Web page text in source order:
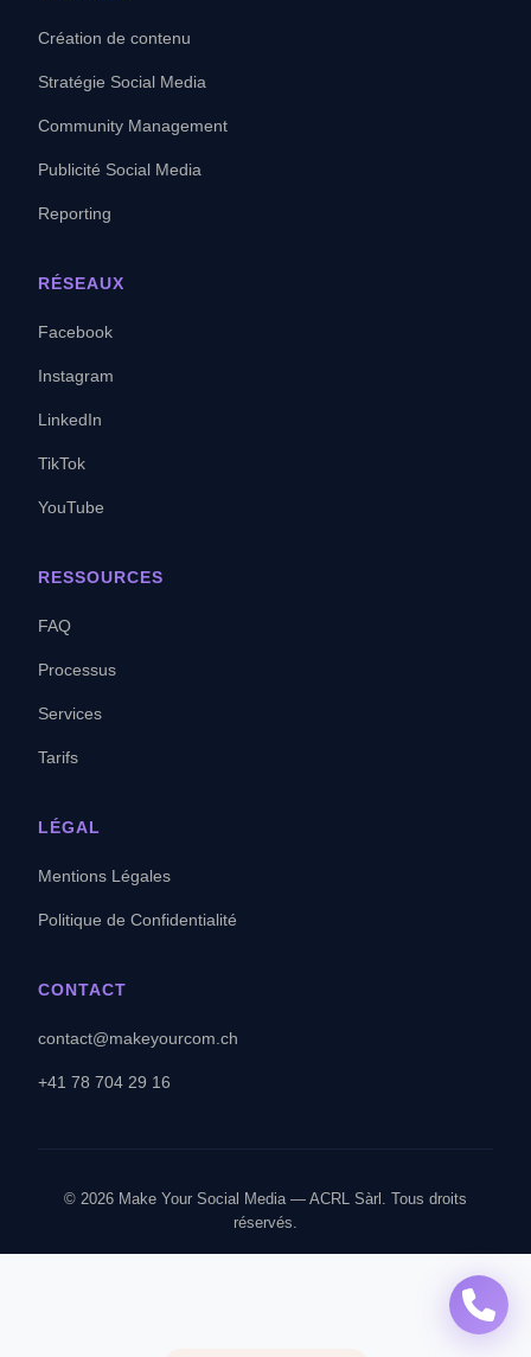
Création de contenu
Stratégie Social Media
Community Management
Publicité Social Media
Reporting
RÉSEAUX
Facebook
Instagram
LinkedIn
TikTok
YouTube
RESSOURCES
FAQ
Processus
Services
Tarifs
LÉGAL
Mentions Légales
Politique de Confidentialité
CONTACT
contact@makeyourcom.ch
+41 78 704 29 16
© 2026 Make Your Social Media — ACRL Sàrl. Tous droits
réservés.